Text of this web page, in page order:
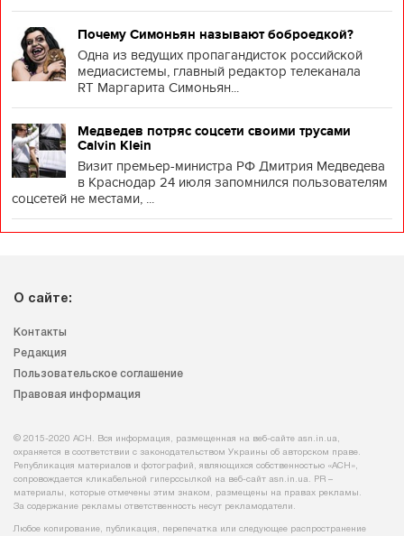
Почему Симоньян называют боброедкой?
Одна из ведущих пропагандисток российской
медиасистемы, главный редактор телеканала
RT Маргарита Симоньян...
Медведев потряс соцсети своими трусами
Calvin Klein
Визит премьер-министра РФ Дмитрия Медведева
в Краснодар 24 июля запомнился пользователям
соцсетей не местами, ...
О сайте:
Контакты
Редакция
Пользовательское соглашение
Правовая информация
© 2015-2020 АСН. Вся информация, размещенная на веб-сайте asn.in.ua,
охраняется в соответствии с законодательством Украины об авторском праве.
Републикация материалов и фотографий, являющихся собственностью «АСН»,
сопровождается кликабельной гиперссылкой на веб-сайт asn.іn.ua. PR –
материалы, которые отмечены этим знаком, размещены на правах рекламы.
За содержание рекламы ответственность несут рекламодатели.
Любое копирование, публикация, перепечатка или следующее распространение